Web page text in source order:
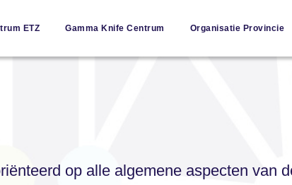
ETZ Gamma Knife Centrum Organisatie Provincie
op alle algemene aspecten van